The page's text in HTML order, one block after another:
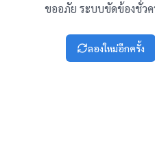
ขออภัย ระบบขัดข้องชั่ว
ลองใหม่อีกครั้ง